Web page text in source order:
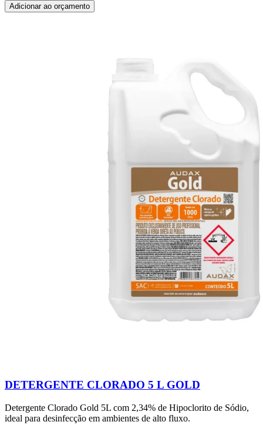
Adicionar ao orçamento
DETERGENTE CLORADO 5 L GOLD
Detergente Clorado Gold 5L com 2,34% de Hipoclorito de Sódio,
ideal para desinfecção em ambientes de alto fluxo.